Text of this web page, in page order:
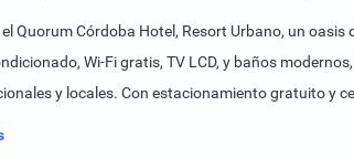
Quorum Córdoba Hotel, Resort Urbano, un
Wi-Fi gratis, TV LCD, y baños
y locales. Con estacionamiento gratuito y